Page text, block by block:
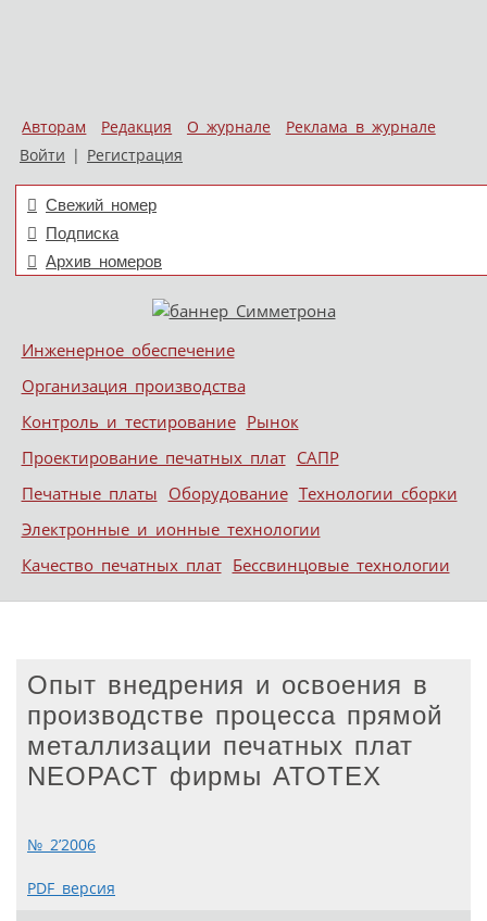
Авторам Редакция О журнале
Реклама в журнале
Войти | Регистрация
Свежий номер
Подписка
Архив номеров
Меню
Skip to content
Инженерное обеспечение
Организация производства
Контроль и тестирование Рынок
Проектирование печатных плат САПР
Печатные платы Оборудование Технологии сборки
Электронные и ионные технологии
Качество печатных плат Бессвинцовые технологии
Опыт внедрения и освоения в
производстве процесса прямой
металлизации печатных плат
NEOPACT фирмы АТОТЕХ
№ 2’2006
PDF версия